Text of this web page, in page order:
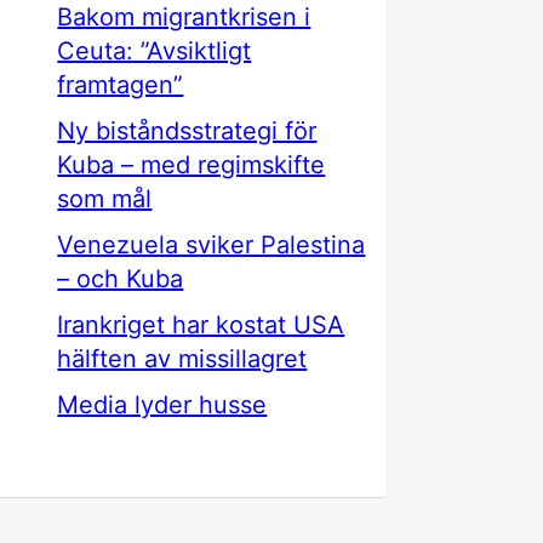
Bakom migrantkrisen i
Ceuta: ”Avsiktligt
framtagen”
Ny biståndsstrategi för
Kuba – med regimskifte
som mål
Venezuela sviker Palestina
– och Kuba
Irankriget har kostat USA
hälften av missillagret
Media lyder husse